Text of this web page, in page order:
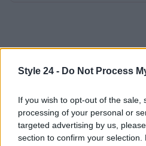
Style 24 - Do Not Process
If you wish to opt-out of the sale,
processing of your personal or
targeted advertising by us,
section to confirm your